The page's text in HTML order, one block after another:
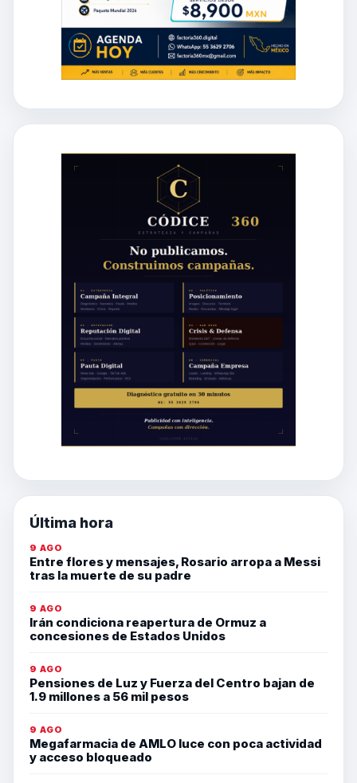
Última hora
9 AGO
Entre flores y mensajes, Rosario arropa a Messi
tras la muerte de su padre
9 AGO
Irán condiciona reapertura de Ormuz a
concesiones de Estados Unidos
9 AGO
Pensiones de Luz y Fuerza del Centro bajan de
1.9 millones a 56 mil pesos
9 AGO
Megafarmacia de AMLO luce con poca actividad
y acceso bloqueado